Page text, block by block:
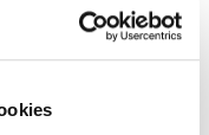
verhalen en het
in voor onze